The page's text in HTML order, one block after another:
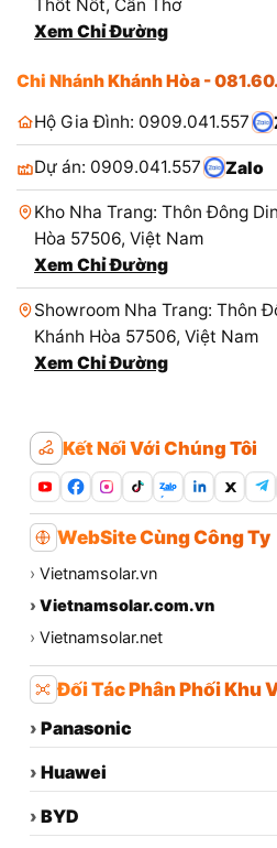
Thốt Nốt, Cần Thơ
Xem Chỉ Đường
Chi Nhánh Khánh Hòa -
Hộ Gia Đình: 0909.041.557
Dự án: 0909.041.557 Zalo
Kho Nha Trang: Thôn Đông
Hòa 57506, Việt Nam
Xem Chỉ Đường
Showroom Nha Trang: Thôn
Khánh Hòa 57506, Việt Nam
Xem Chỉ Đường
Kết Nối Với Chúng Tôi
Zalo
WebSite Cùng Công Ty
› Vietnamsolar.vn
› Vietnamsolar.com.vn
› Vietnamsolar.net
Đối Tác Phân Phối Khu
› Panasonic
› Huawei
› BYD